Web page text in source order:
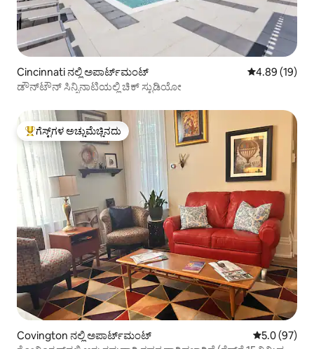
Cincinnati ನಲ್ಲಿ ಅಪಾರ್ಟ್‌ಮಂಟ್ 5 ರಲ್ಲಿ 4.89
4.89 (19)
ಡೌನ್‌ಟೌನ್ ಸಿನ್ಸಿನಾಟಿಯಲ್ಲಿ ಚಿಕ್ ಸ್ಟುಡಿಯೋ
ಗೆಸ್ಟ್‌ಗಳಿಗೆ ಅತಿ ಹೆಚ್ಚು ಅಚ್ಚುಮೆಚ್ಚಿನದು
ಗೆಸ್ಟ್‌ಗಳ ಅಚ್ಚುಮೆಚ್ಚಿನದು
Covington ನಲ್ಲಿ ಅಪಾರ್ಟ್‌ಮಂಟ್ 5 ರಲ್ಲಿ 5.0
5.0 (97)